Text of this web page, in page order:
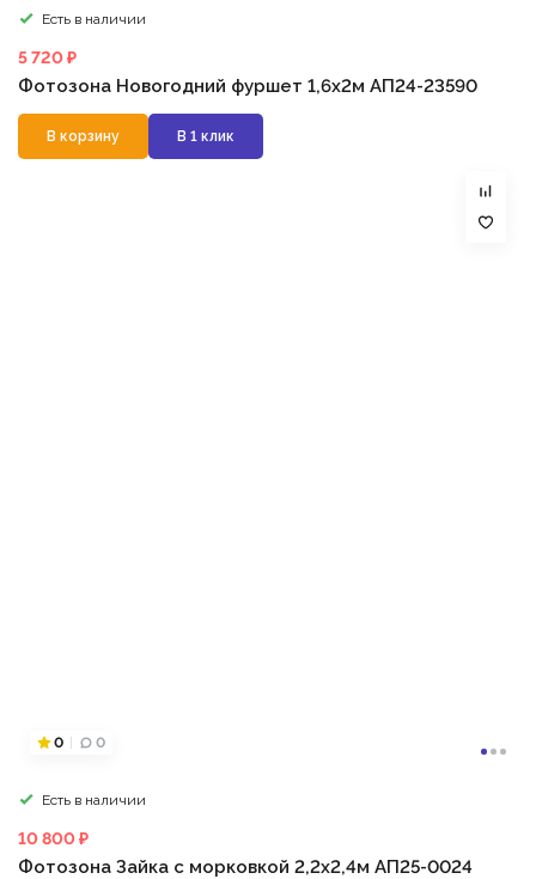
Есть в наличии
5 720 ₽
Фотозона Новогодний фуршет 1,6х2м АП24-23590
В корзину В 1 клик
0 0
Есть в наличии
10 800 ₽
Фотозона Зайка с морковкой 2,2х2,4м АП25-0024